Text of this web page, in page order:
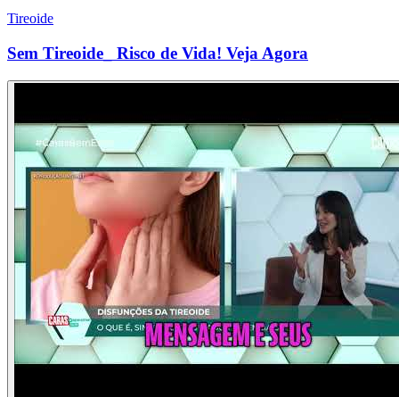
Tireoide
Sem Tireoide_ Risco de Vida! Veja Agora